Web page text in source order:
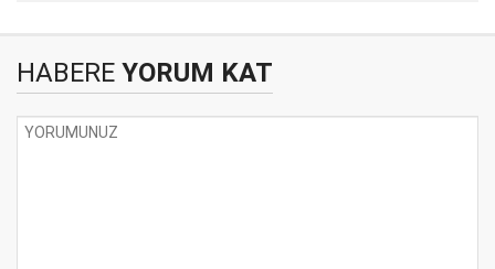
HABERE YORUM KAT